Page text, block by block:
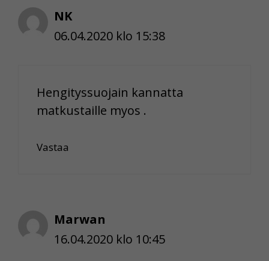
NK
06.04.2020 klo 15:38
Hengityssuojain kannatta
matkustaille myos .
Vastaa
Marwan
16.04.2020 klo 10:45